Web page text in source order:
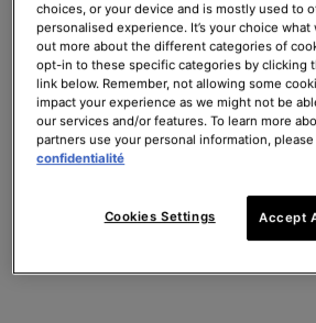
Routines
Prévenez les dommages futurs, corrigez
et protégez la santé de votre peau. Les
de SkinCeuticals vous permettent
matière de peau.
choices, or your device and is mostly used to
personalised experience. It’s your choice
out more about the different categories of
opt-in to these specific categories by clicking
link below. Remember, not allowing some
impact your experience as we might not be
our services and/or features. To learn more
partners use your personal information,
confidentialité
Cookies Settings Accept